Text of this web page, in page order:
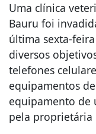
Uma clínica
Bauru foi
última sexta-
diversos
telefones
equipamentos
equipamento de
pela proprietária